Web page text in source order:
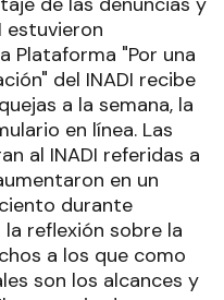
estuvieron
Plataforma "Por una
del INADI recibe
a la semana, la
en línea. Las
al INADI referidas a
en un
durante
reflexión sobre la
a los que como
son los alcances y